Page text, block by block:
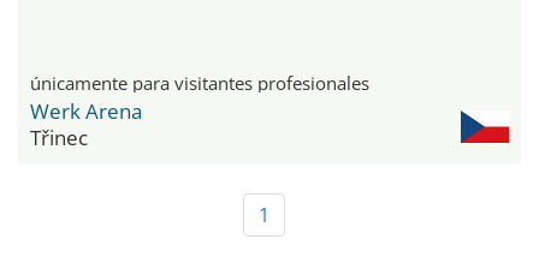
únicamente para visitantes profesionales
Werk Arena
Třinec
1